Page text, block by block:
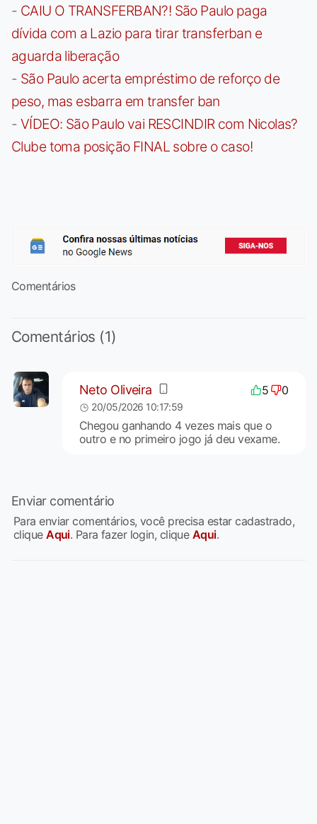
- CAIU O TRANSFERBAN?! São Paulo paga
dívida com a Lazio para tirar transferban e
aguarda liberação
- São Paulo acerta empréstimo de reforço de
peso, mas esbarra em transfer ban
- VÍDEO: São Paulo vai RESCINDIR com Nicolas?
Clube toma posição FINAL sobre o caso!
Comentários
Comentários (1)
Neto Oliveira 5 0
20/05/2026 10:17:59
Chegou ganhando 4 vezes mais que o
outro e no primeiro jogo já deu vexame.
Enviar comentário
Para enviar comentários, você precisa estar cadastrado,
cliqueAqui. Para fazer login, clique Aqui.